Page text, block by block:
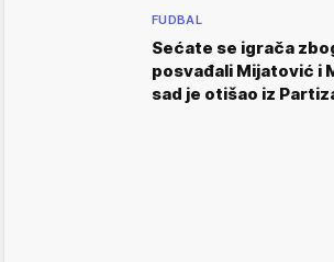
FUDBAL
Sećate se igrača
posvađali Mijatović i
sad je otišao iz